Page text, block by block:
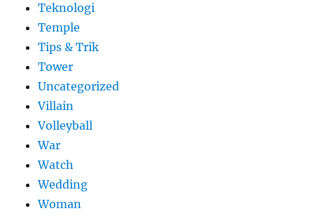
Teknologi
Temple
Tips & Trik
Tower
Uncategorized
Villain
Volleyball
War
Watch
Wedding
Woman